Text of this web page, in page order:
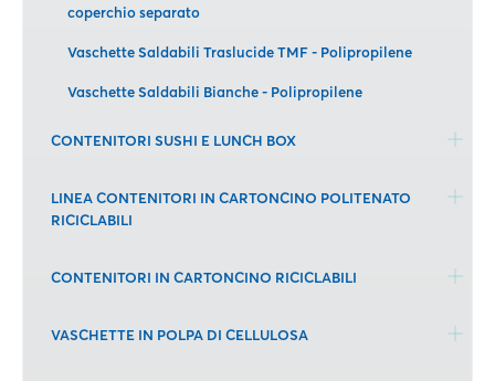
coperchio separato
Vaschette Saldabili Traslucide TMF - Polipropilene
Vaschette Saldabili Bianche - Polipropilene
CONTENITORI SUSHI E LUNCH BOX
LINEA CONTENITORI IN CARTONCINO POLITENATO
RICICLABILI
CONTENITORI IN CARTONCINO RICICLABILI
VASCHETTE IN POLPA DI CELLULOSA